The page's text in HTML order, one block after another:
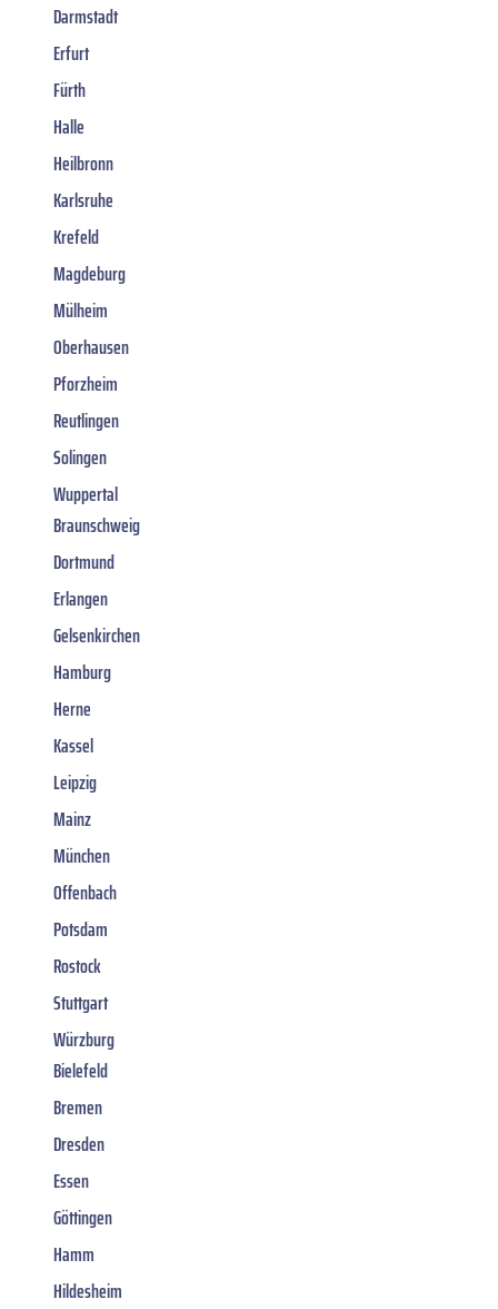
Darmstadt
Erfurt
Fürth
Halle
Heilbronn
Karlsruhe
Krefeld
Magdeburg
Mülheim
Oberhausen
Pforzheim
Reutlingen
Solingen
Wuppertal
Braunschweig
Dortmund
Erlangen
Gelsenkirchen
Hamburg
Herne
Kassel
Leipzig
Mainz
München
Offenbach
Potsdam
Rostock
Stuttgart
Würzburg
Bielefeld
Bremen
Dresden
Essen
Göttingen
Hamm
Hildesheim